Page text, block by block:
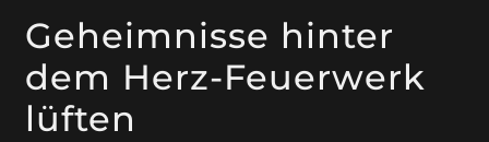
Geheimnisse hinter
dem Herz-Feuerwerk
lüften